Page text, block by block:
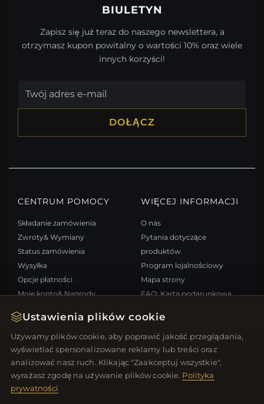
Ustawienia plików cookie
Używamy plików cookie, aby poprawić jakość przeglądania,
wyświetlać spersonalizowane reklamy lub treści oraz
analizować nasz ruch. Klikając "Zaakceptuj wszystkie",
wyrażasz zgodę na używanie plików cookie. Polityka
prywatności
BIULETYN
Zapisz się już teraz do naszego newslettera, a
otrzymasz kupon powitalny o wartości 10% oraz wiele
innych korzyści!
DOŁĄCZ
CENTRUM POMOCY
Składanie zamówienia
Zwroty& Wymiany
Status zamówienia
Wysyłka
Opcje płatności
Moje konto& Nagrody
WIĘCEJ INFORMACJI
O nas
Pytania dotyczące
produktów
Program lojalnościowy
Mapa strony
FAQ: Karta podarunkowa
Wypisz się z newslettera
SZYBKIE LINKI
Nowe produkty
Oferty specjalne
ŚLEDŹ NAS